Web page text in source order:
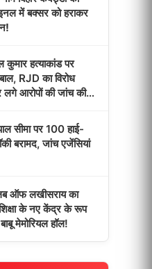
में बक्सर को हराकर
हत्याकांड पर
RJD का विरोध
लगे आरोपों की जांच की
सीमा पर 100 हाई-
बरामद, जांच एजेंसियां
ऑफ लखीसराय का
के नए केंद्र के रूप
मेमोरियल हॉल!